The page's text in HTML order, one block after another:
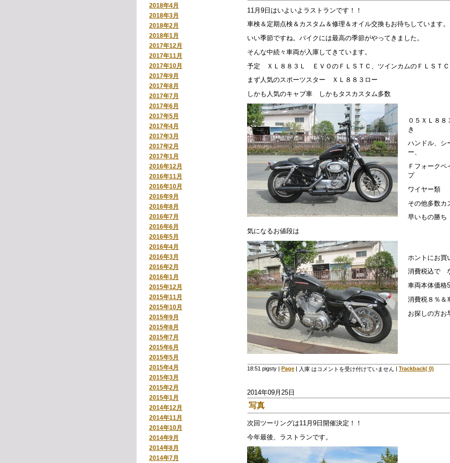
2018年4月
2018年3月
2018年2月
2018年1月
2017年12月
2017年11月
2017年10月
2017年9月
2017年8月
2017年7月
2017年6月
2017年5月
2017年4月
2017年3月
2017年2月
2017年1月
2016年12月
2016年11月
2016年10月
2016年9月
2016年8月
2016年7月
2016年6月
2016年5月
2016年4月
2016年3月
2016年2月
2016年1月
2015年12月
2015年11月
2015年10月
2015年9月
2015年8月
2015年7月
2015年6月
2015年5月
2015年4月
2015年3月
2015年2月
2015年1月
2014年12月
2014年11月
2014年10月
2014年9月
2014年8月
2014年7月
11月9日はいよいよラストランです！！
車検＆定期点検＆カスタム＆修理＆オイル交換もお待ちしています。
いい季節ですね。バイクには最高の季節がやってきました。
そんな中続々車両が入庫してきています。
予定 ＸＬ８８３Ｌ ＥＶＯのＦＬＳＴＣ、ツインカムのＦＬＳＴ
まず人気のスポーツスター ＸＬ８８３ロー
しかも人気のキャブ車 しかもタスカスタム多数
０５ＸＬ８
き
ハンドル、シ
ー、
Ｆフォークペ
プ
ワイヤー類
その他多数カ
早いもの勝ち
気になるお値段は
ホントにお買
消費税込で
車両本体価格
消費税８％＆
お探しの方お
18:51 pigsty | Page | 入庫 は コメントを受け付けていません | Trackback( 0)
2014年09月25日
写真
次回ツーリングは11月9日開催決定！！
今年最後、ラストランです。